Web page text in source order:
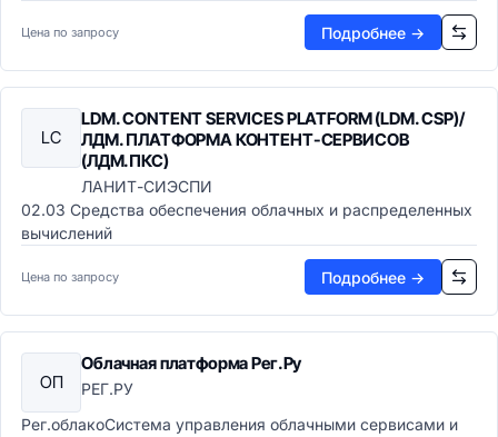
Цена по запросу Подробнее →
LC
LDM. CONTENT SERVICES PLATFORM (LDM. CSP)/
ЛДМ. ПЛАТФОРМА КОНТЕНТ-СЕРВИСОВ
(ЛДМ.ПКС)
ЛАНИТ-СИЭСПИ
02.03 Средства обеспечения облачных и распределенных
вычислений
Цена по запросу Подробнее →
ОП
Облачная платформа Рег.Ру
РЕГ.РУ
Рег.облакоСистема управления облачными сервисами и